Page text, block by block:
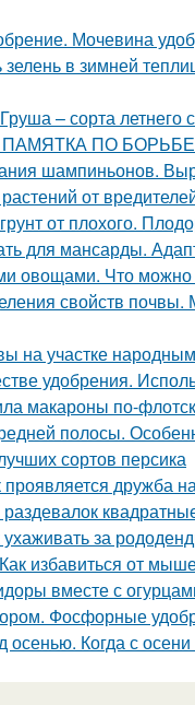
Мочевина
в зимней
– сорта летнего
ПАМЯТКА ПО
шампиньонов.
от
от плохого.
для мансарды.
овощами. Что можно
свойств
на участке
удобрения.
макароны по-
полосы.
сортов персика
дружба
за
избавиться от
вместе с
Фосфорные
осенью. Когда с